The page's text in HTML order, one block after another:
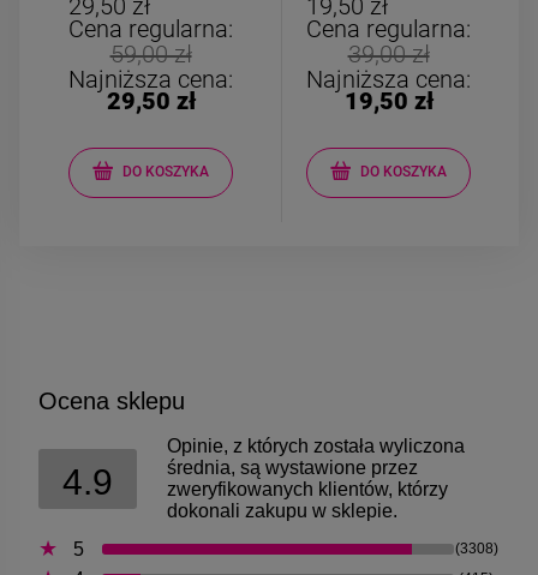
Kolczyki STAL
CHIRURGICZNA motylek
czarny
39,00 zł
Kolczyki STAL
CHIRURGICZNA
niebieski
DO KOSZYKA
Cena regularna:
59,00 zł
Najniższa cena:
29,50 zł
DO KOSZYKA
Cena regularna:
39,00 zł
Najniższa cena:
19,50 zł
DO KOSZYKA
Ocena sklepu
4.9
Opinie, z których została wyliczona
średnia, są wystawione przez
zweryfikowanych klientów, którzy
dokonali zakupu w sklepie.
5
(3308)